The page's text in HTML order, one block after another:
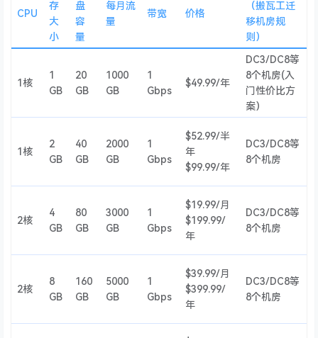
CPU
存
大
小
盘
容
量
每月流
量
带宽 价格
（搬瓦工迁
移机房规
则）
1核
1
GB
20
GB
1000
GB
1
Gbps
$49.99/年
DC3/DC8等
8个机房(入
门性价比方
案）
1核
2
GB
40
GB
2000
GB
1
Gbps
$52.99/半
年
$99.99/年
DC3/DC8等
8个机房
2核
4
GB
80
GB
3000
GB
1
Gbps
$19.99/月
$199.99/
年
DC3/DC8等
8个机房
2核
8
GB
160
GB
5000
GB
1
Gbps
$39.99/月
$399.99/
年
DC3/DC8等
8个机房